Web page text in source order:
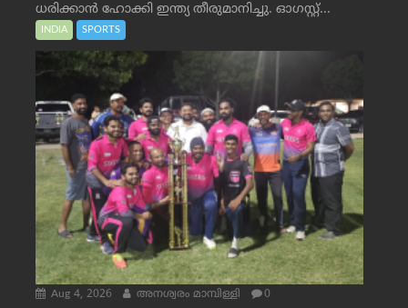
ധരിക്കാൻ ഹോക്കി ഇന്ത്യ തീരുമാനിച്ചു. ഓഗസ്റ്റ്...
INDIA SPORTS
Aug 4, 2026 അനശ്വരം മാമ്പിള്ളി 0